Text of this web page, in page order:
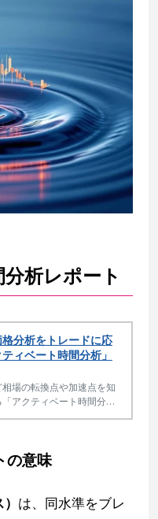
析レポート
分析をトレードに応
ィベート時間分析」
場の転換点や加速点を知
アクティベート時間分
の意味
は、同水準をブレ